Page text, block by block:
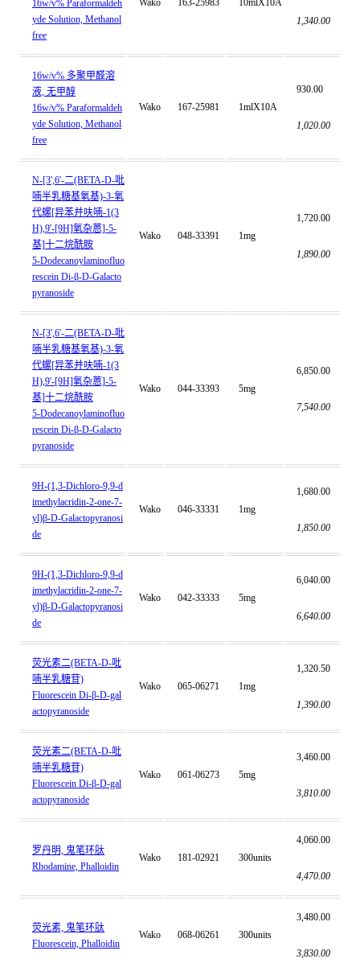
16w/v% Paraformaldeh
yde Solution, Methanol
free
Wako 163-25983
10mlX10A
1,340.00
16w/v% 多聚甲醛溶
液, 无甲醇
16w/v% Paraformaldeh
yde Solution, Methanol
free
Wako 167-25981 1mlX10A
930.00
1,020.00
N-[3',6'-二(BETA-D-吡
喃半乳糖基氧基)-3-氧
代螺[异苯并呋喃-1(3
H),9'-[9H]氧杂蒽]-5-
基]十二烷酰胺
5-Dodecanoylaminofluo
rescein Di-β-D-Galacto
pyranoside
Wako 048-33391 1mg
1,720.00
1,890.00
N-[3',6'-二(BETA-D-吡
喃半乳糖基氧基)-3-氧
代螺[异苯并呋喃-1(3
H),9'-[9H]氧杂蒽]-5-
基]十二烷酰胺
5-Dodecanoylaminofluo
rescein Di-β-D-Galacto
pyranoside
Wako 044-33393 5mg
6,850.00
7,540.00
9H-(1,3-Dichloro-9,9-d
imethylacridin-2-one-7-
yl)β-D-Galactopyranosi
de
Wako 046-33331 1mg
1,680.00
1,850.00
9H-(1,3-Dichloro-9,9-d
imethylacridin-2-one-7-
yl)β-D-Galactopyranosi
de
Wako 042-33333 5mg
6,040.00
6,640.00
荧光素二(BETA-D-吡
喃半乳糖苷)
Fluorescein Di-β-D-gal
actopyranoside
Wako 065-06271 1mg
1,320.50
1,390.00
荧光素二(BETA-D-吡
喃半乳糖苷)
Fluorescein Di-β-D-gal
actopyranoside
Wako 061-06273 5mg
3,460.00
3,810.00
罗丹明, 鬼笔环肽
Rhodamine, Phalloidin
Wako 181-02921 300units
4,060.00
4,470.00
荧光素, 鬼笔环肽
Fluorescein, Phalloidin
Wako 068-06261 300units
3,480.00
3,830.00